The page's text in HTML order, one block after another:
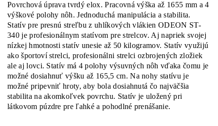
Povrchová úprava tvrdý elox. Pracovná výška až 1655 mm a 4
výškové polohy nôh. Jednoduchá manipulácia a stabilita.
Statív pre presnú streľbu z uhlíkových vlákien ODEON ST-
340 je profesionálnym statívom pre strelcov. Aj napriek svojej
nízkej hmotnosti statív unesie až 50 kilogramov. Statív využijú
ako športoví strelci, profesionálni strelci ozbrojených zložiek
ale aj lovci. Statív má 4 polohy výsuvných nôh vďaka čomu je
možné dosiahnuť výšku až 165,5 cm. Na nohy statívu je
možné pripevniť hroty, aby bola dosiahnutá čo najväčšia
stabilita na akomkoľvek povrchu. Statív je uložený pri
látkovom púzdre pre ľahké a pohodlné prenášanie.